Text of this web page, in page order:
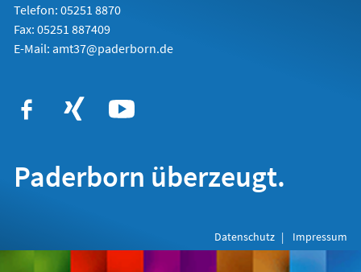
Telefon: 05251 8870
Fax: 05251 887409
E-Mail: amt37@paderborn.de
Paderborn überzeugt.
Datenschutz Impressum